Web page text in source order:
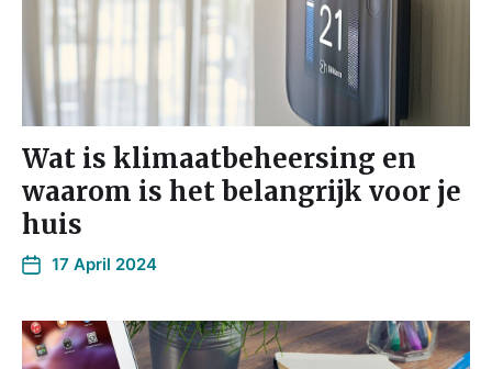
Wat is klimaatbeheersing en
waarom is het belangrijk voor je
huis
17 April 2024